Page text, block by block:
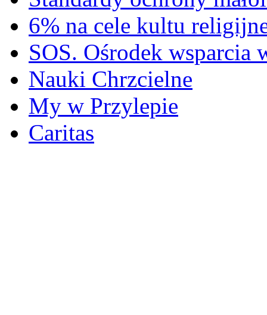
6% na cele kultu
SOS. Ośrodek wsparcia
Nauki Chrzcielne
My w Przylepie
Caritas